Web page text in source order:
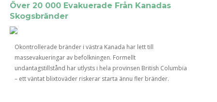
Över 20 000 Evakuerade Från Kanadas
Skogsbränder
Okontrollerade bränder i västra Kanada har lett till
massevakueringar av befolkningen. Formellt
undantagstillstånd har utlysts i hela provinsen British Columbia
– ett väntat blixtoväder riskerar starta ännu fler bränder.